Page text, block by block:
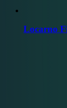
Locarno